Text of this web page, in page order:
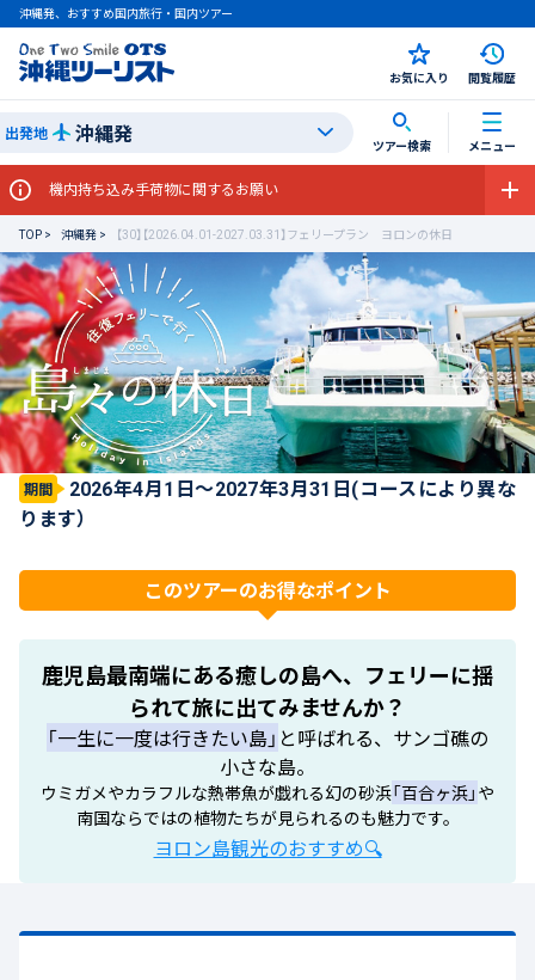
沖縄発、おすすめ国内旅行・国内ツアー
お気に入り 閲覧履歴
出発地 沖縄発 ツアー検索 メニュー
機内持ち込み手荷物に関するお願い
TOP 沖縄発 【30】【2026.04.01-2027.03.31】フェリープラン ヨロンの休日
期間
2026年4月1日～2027年3月31日(コースにより異な
ります）
このツアーのお得なポイント
鹿児島最南端にある癒しの島へ、フェリーに揺
られて旅に出てみませんか？
「一生に一度は行きたい島」 と呼ばれる、サンゴ礁の
小さな島。
ウミガメやカラフルな熱帯魚が戯れる幻の砂浜「百合ヶ浜」 や
南国ならではの植物たちが見られるのも魅力です。
ヨロン島観光のおすすめ🔍